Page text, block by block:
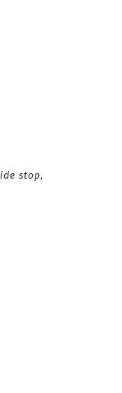
stop,